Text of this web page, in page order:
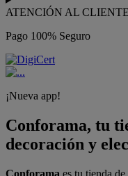
ATENCIÓN AL CLIENTE
Pago 100% Seguro
¡Nueva app!
Conforama, tu
decoración y
Conforama es tu tienda de